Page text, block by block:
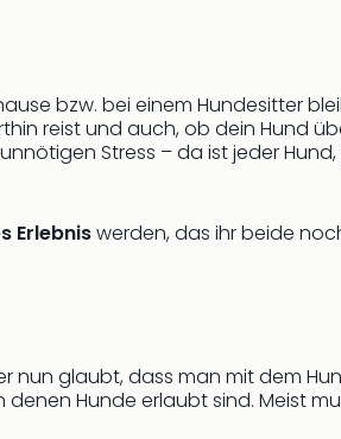
bzw. bei einem Hundesitter
reist und auch, ob dein Hund
Stress – da ist jeder
Erlebniswerden, das ihr beide
nun glaubt, dass man mit dem
Hunde erlaubt sind. Meist